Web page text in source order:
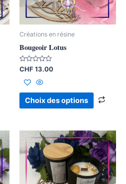
Créations en résine
Bougeoir Lotus
Note
0
sur
CHF13.00
Choix des options
Ce
produit
a
plusieurs
Ce
a